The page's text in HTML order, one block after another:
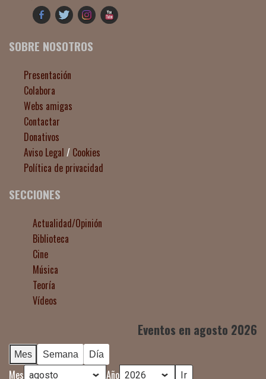
SOBRE NOSOTROS
Presentación
Colabora
Webs amigas
Contactar
Donativos
Aviso Legal / Cookies
Política de privacidad
SECCIONES
Actualidad/Opinión
Biblioteca
Cine
Música
Teoría
Vídeos
Eventos en agosto 2026
Mes Semana Día
Mes Año